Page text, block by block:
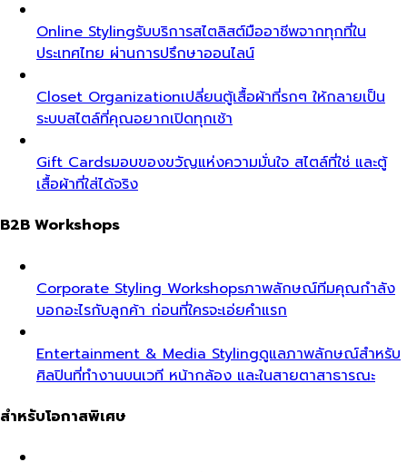
Online Stylingรับบริการสไตลิสต์มืออาชีพจากทุกที่ใน
ประเทศไทย ผ่านการปรึกษาออนไลน์
Closet Organizationเปลี่ยนตู้เสื้อผ้าที่รกๆ ให้กลายเป็น
ระบบสไตล์ที่คุณอยากเปิดทุกเช้า
Gift Cardsมอบของขวัญแห่งความมั่นใจ สไตล์ที่ใช่ และตู้
เสื้อผ้าที่ใส่ได้จริง
B2B Workshops
Corporate Styling Workshopsภาพลักษณ์ทีมคุณกำลัง
บอกอะไรกับลูกค้า ก่อนที่ใครจะเอ่ยคำแรก
Entertainment & Media Stylingดูแลภาพลักษณ์สำหรับ
ศิลปินที่ทำงานบนเวที หน้ากล้อง และในสายตาสาธารณะ
สำหรับโอกาสพิเศษ